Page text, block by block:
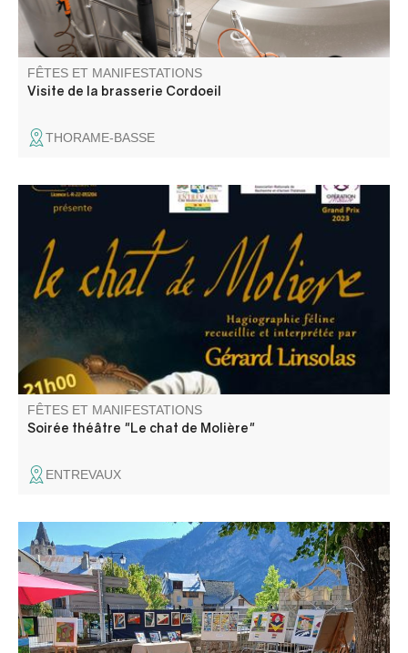
FÊTES ET MANIFESTATIONS
Visite de la brasserie Cordoeil
THORAME-BASSE
Linsolas
FÊTES ET MANIFESTATIONS
Soirée théâtre "Le chat de Molière"
ENTREVAUX
Un espace convivial où plusieurs artistes locaux dévoilent
leurs univers, pour laisser place aux échanges et aux
rencontres autour de l’art.